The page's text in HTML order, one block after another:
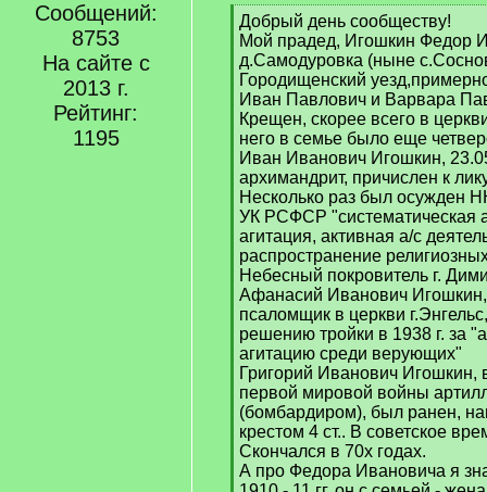
Сообщений:
8753
На сайте с
2013 г.
Рейтинг:
1195
[
q
]
Добрый день сообществу!
Мой прадед, Игошкин Федор
д.Самодуровка (ныне
Городищенский
Иван Павлович и Варвара
Крещен, скорее всего в
него в семье было еще
Иван Иванович Игошкин,
архимандрит, причислен к
Несколько раз был осужден
УК РСФСР "систематическая
агитация, активная а/с
распространение
Небесный покровитель г.
Афанасий Иванович Игошкин,
псаломщик в церкви
решению тройки в 1938 г. за
агитацию среди верующих"
Григорий Иванович Игошкин,
первой мировой войны
(бомбардиром), был ранен,
крестом 4 ст.. В советское
Скончался в 70х годах.
А про Федора Ивановича я